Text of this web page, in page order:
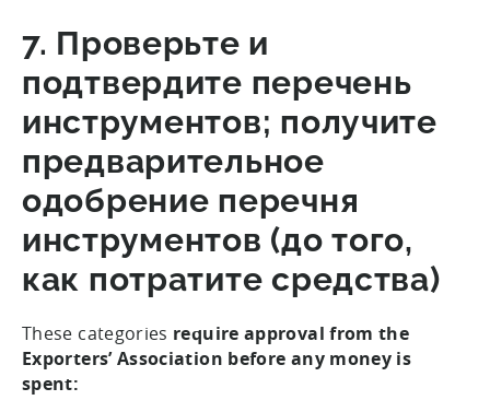
7. Проверьте и
подтвердите перечень
инструментов; получите
предварительное
одобрение перечня
инструментов (до того,
как потратите средства)
These categories require approval from the
Exporters’ Association before any money is
spent: